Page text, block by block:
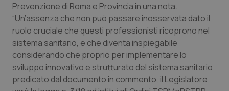
Piemonte
Provincia Autonoma di Bolzano
Provincia Autonoma di Trento
HIV
Infezioni & Febbre
Ipertensione & Scompenso
Prevenzione di Roma e Provincia in una nota.
“Un’assenza che non può passare inosservata dato il
ruolo cruciale che questi professionisti ricoprono nel
sistema sanitario, e che diventa inspiegabile
considerando che proprio per implementare lo
sviluppo innovativo e strutturato del sistema sanitario
predicato dal documento in commento, il Legislatore